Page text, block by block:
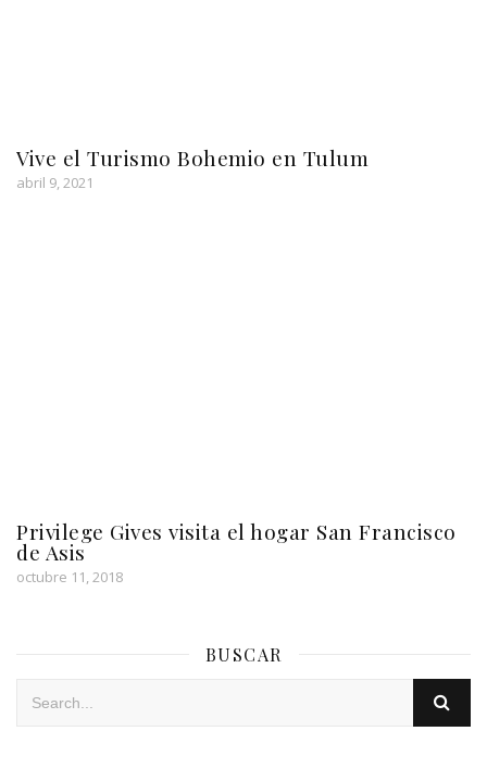
Vive el Turismo Bohemio en Tulum
abril 9, 2021
Privilege Gives visita el hogar San Francisco
de Asis
octubre 11, 2018
BUSCAR